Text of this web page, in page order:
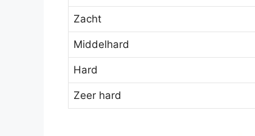
Zacht
Middelhard
Hard
Zeer hard